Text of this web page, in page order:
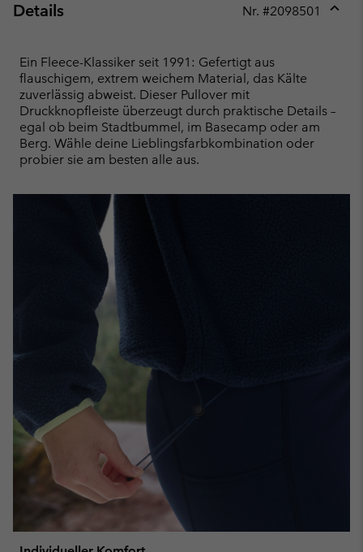
Details Nr. #2098501
Ein Fleece-Klassiker seit 1991: Gefertigt aus
flauschigem, extrem weichem Material, das Kälte
zuverlässig abweist. Dieser Pullover mit
Druckknopfleiste überzeugt durch praktische Details –
egal ob beim Stadtbummel, im Basecamp oder am
Berg. Wähle deine Lieblingsfarbkombination oder
probier sie am besten alle aus.